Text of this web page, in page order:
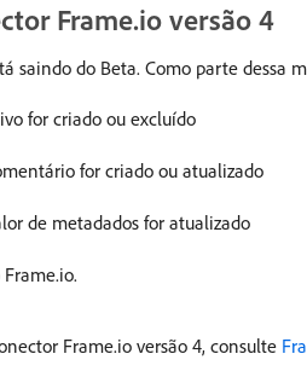
Frame.io versão 4
saindo do Beta. Como parte dessa
for criado ou excluído
for criado ou atualizado
de metadados for atualizado
Frame.io versão 4, consulte